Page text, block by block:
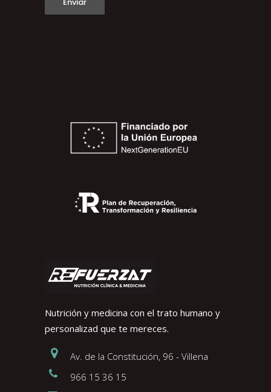
Nutrición y medicina con el trato humano y
personalizad que te mereces.
Av. de la Constitución, 96 - Villena
966 15 36 15